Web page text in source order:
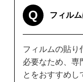
Q フィル
フィルムの貼り
必要なため、専
とをおすすめし